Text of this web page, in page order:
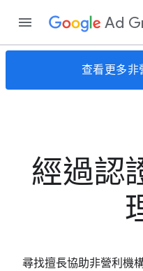
Ad
查看更多非
經過認
尋找擅長協助非營利機